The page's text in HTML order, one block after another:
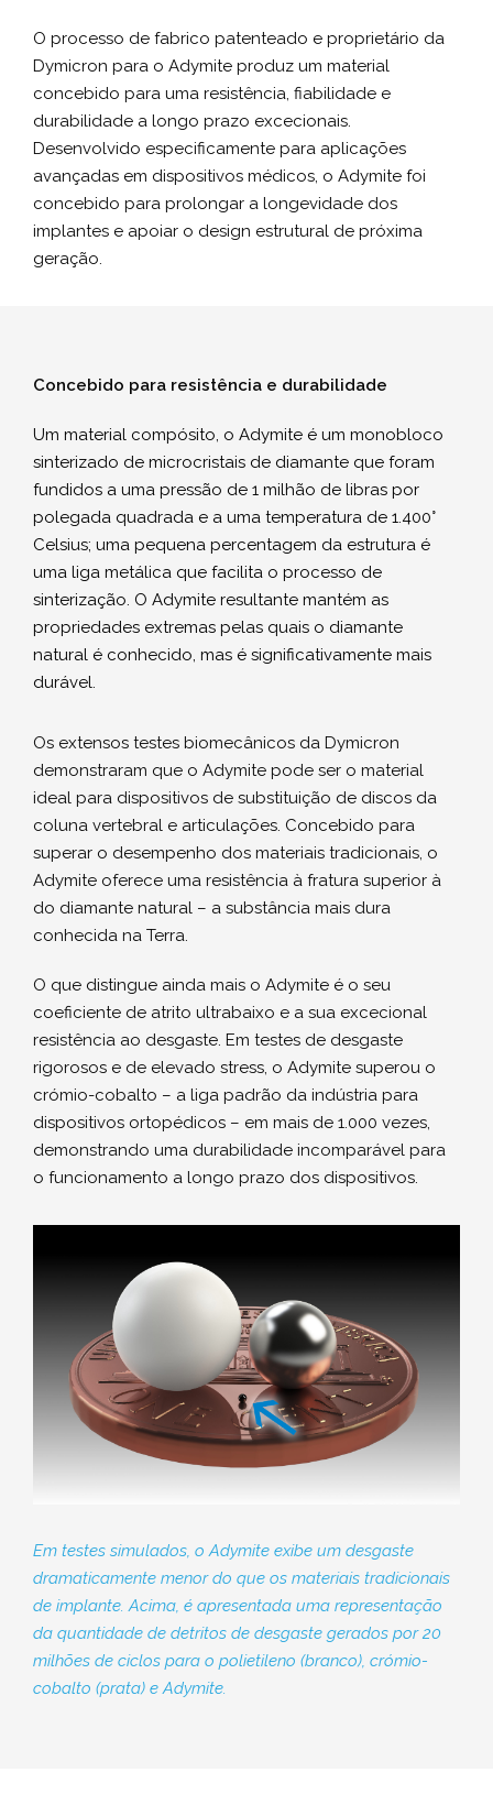
O processo de fabrico patenteado e proprietário da
Dymicron para o Adymite produz um material
concebido para uma resistência, fiabilidade e
durabilidade a longo prazo excecionais.
Desenvolvido especificamente para aplicações
avançadas em dispositivos médicos, o Adymite foi
concebido para prolongar a longevidade dos
implantes e apoiar o design estrutural de próxima
geração.
Concebido para resistência e durabilidade
Um material compósito, o Adymite é um monobloco
sinterizado de microcristais de diamante que foram
fundidos a uma pressão de 1 milhão de libras por
polegada quadrada e a uma temperatura de 1.400°
Celsius; uma pequena percentagem da estrutura é
uma liga metálica que facilita o processo de
sinterização. O Adymite resultante mantém as
propriedades extremas pelas quais o diamante
natural é conhecido, mas é significativamente mais
durável.
Os extensos testes biomecânicos da Dymicron
demonstraram que o Adymite pode ser o material
ideal para dispositivos de substituição de discos da
coluna vertebral e articulações. Concebido para
superar o desempenho dos materiais tradicionais, o
Adymite oferece uma resistência à fratura superior à
do diamante natural – a substância mais dura
conhecida na Terra.
O que distingue ainda mais o Adymite é o seu
coeficiente de atrito ultrabaixo e a sua excecional
resistência ao desgaste. Em testes de desgaste
rigorosos e de elevado stress, o Adymite superou o
crómio-cobalto – a liga padrão da indústria para
dispositivos ortopédicos – em mais de 1.000 vezes,
demonstrando uma durabilidade incomparável para
o funcionamento a longo prazo dos dispositivos.
Em testes simulados, o Adymite exibe um desgaste
dramaticamente menor do que os materiais tradicionais
de implante. Acima, é apresentada uma representação
da quantidade de detritos de desgaste gerados por 20
milhões de ciclos para o polietileno (branco), crómio-
cobalto (prata) e Adymite.